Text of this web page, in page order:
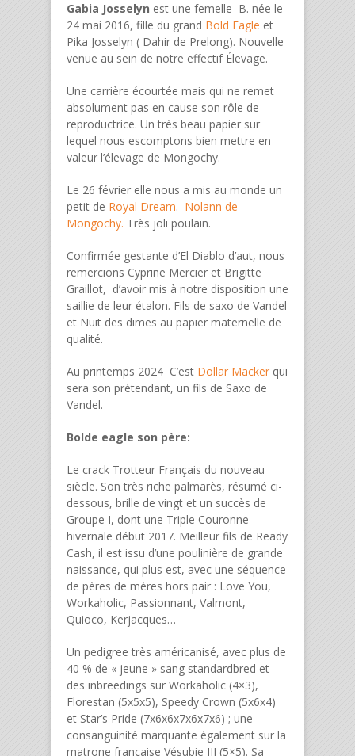
Gabia Josselyn est une femelle B. née le
24 mai 2016, fille du grand Bold Eagle et
Pika Josselyn ( Dahir de Prelong). Nouvelle
venue au sein de notre effectif Élevage.
Une carrière écourtée mais qui ne remet
absolument pas en cause son rôle de
reproductrice. Un très beau papier sur
lequel nous escomptons bien mettre en
valeur l’élevage de Mongochy.
Le 26 février elle nous a mis au monde un
petit de Royal Dream. Nolann de
Mongochy. Très joli poulain.
Confirmée gestante d’El Diablo d’aut, nous
remercions Cyprine Mercier et Brigitte
Graillot, d’avoir mis à notre disposition une
saillie de leur étalon. Fils de saxo de Vandel
et Nuit des dimes au papier maternelle de
qualité.
Au printemps 2024 C’est Dollar Macker qui
sera son prétendant, un fils de Saxo de
Vandel.
Bolde eagle son père:
Le crack Trotteur Français du nouveau
siècle. Son très riche palmarès, résumé ci-
dessous, brille de vingt et un succès de
Groupe I, dont une Triple Couronne
hivernale début 2017. Meilleur fils de Ready
Cash, il est issu d’une poulinière de grande
naissance, qui plus est, avec une séquence
de pères de mères hors pair : Love You,
Workaholic, Passionnant, Valmont,
Quioco, Kerjacques…
Un pedigree très américanisé, avec plus de
40 % de « jeune » sang standardbred et
des inbreedings sur Workaholic (4×3),
Florestan (5x5x5), Speedy Crown (5x6x4)
et Star’s Pride (7x6x6x7x6x7x6) ; une
consanguinité marquante également sur la
matrone française Vésubie III (5×5). Sa